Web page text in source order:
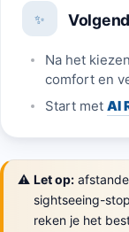
✨
Na het
comfort en
Start met AI
⚠️ Let op:
sightseeing-
reken je het